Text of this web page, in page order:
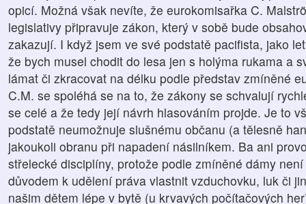
opicí. Možná však nevíte, že eurokomisařka C.
legislativy připravuje zákon, který v sobě bude
zakazují. I když jsem ve své podstatě pacifista, jako
že bych musel chodit do lesa jen s holýma rukama a
lámat či zkracovat na délku podle představ zmíněné
C.M. se spoléhá se na to, že zákony se schvalují
se celé a že tedy její návrh hlasováním projde. Je to
podstatě neumožnuje slušnému občanu (a tělesně
jakoukoli obranu při napadení násilníkem. Ba ani
střelecké disciplíny, protože podle zmíněné dámy
důvodem k udělení práva vlastnit vzduchovku, luk či
našim dětem lépe v bytě (u krvavých počítačových